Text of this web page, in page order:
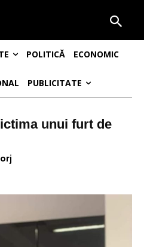
POLITICĂ ECONOMIC
PUBLICITATE
unui furt de